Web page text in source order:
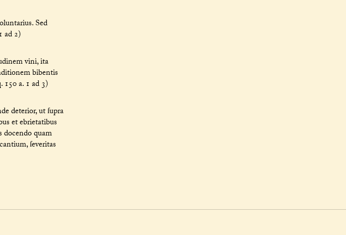
Sed
ad 2)
vini, ita
bibentis
150 a. 1 ad 3)
deterior, ut ſupra
et ebrietatibus
docendo quam
ſeveritas